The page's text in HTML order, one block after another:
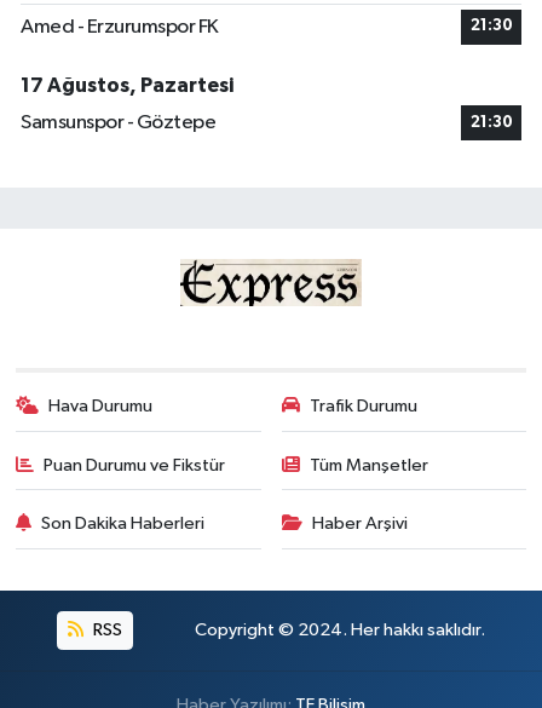
Amed - Erzurumspor FK 21:30
17 Ağustos, Pazartesi
Samsunspor - Göztepe
21:30
Hava Durumu Trafik Durumu
Puan Durumu ve Fikstür Tüm Manşetler
Son Dakika Haberleri Haber Arşivi
RSS Copyright © 2024. Her hakkı saklıdır.